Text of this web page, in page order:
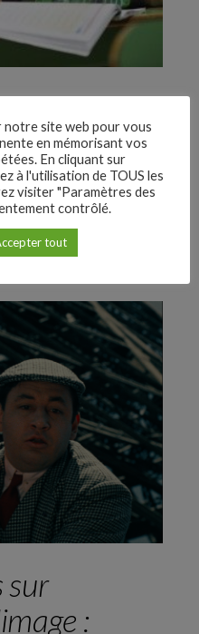
Follow Us
sur
:
notre site web pour vous
en mémorisant vos
En cliquant sur
à l'utilisation de TOUS les
visiter "Paramètres des
contrôlé.
tout